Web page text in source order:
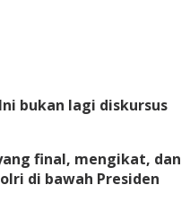
bukan lagi diskursus
final, mengikat, dan
di bawah Presiden